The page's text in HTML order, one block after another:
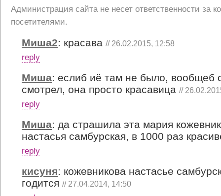
Администрация сайта не несет ответственности за
посетителями.
Миша2: красава // 26.02.2015, 12:58
reply
Миша: еслиб иё там не было, вообщеб
смотрел, она просто красавица //
reply
Миша: да страшила эта мария
настасья самбурская, в 1000 раз
reply
кисуня: кожевникова настасье
годится // 27.04.2014, 14:50